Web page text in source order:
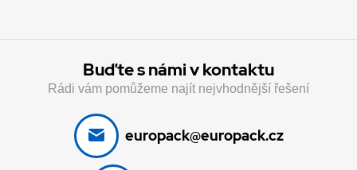
Buďte s námi v kontaktu
Rádi vám pomůžeme najít nejvhodnější řešení
europack@europack.cz